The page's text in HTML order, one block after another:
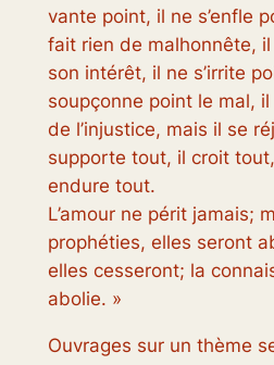
vante point, il ne s’enfle
fait rien de malhonnête,
son intérêt, il ne s’irrite
soupçonne point le mal,
de l’injustice, mais il se
supporte tout, il croit
endure tout.
L’amour ne périt jamais;
prophéties, elles seront
elles cesseront; la
abolie. »
Ouvrages sur un thème